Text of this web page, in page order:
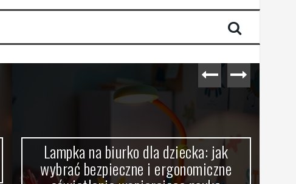
Lampka na biurko dla dziecka: jak
wybrać bezpieczne i ergonomiczne